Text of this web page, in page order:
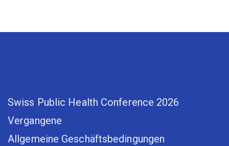
Swiss Public Health Conference 2026
Vergangene
Allgemeine Geschäftsbedingungen